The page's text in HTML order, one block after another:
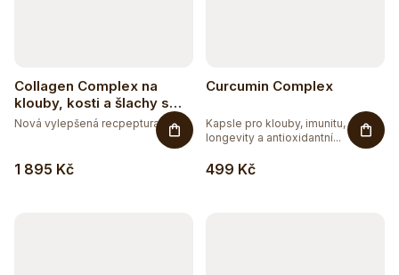
Collagen Complex na
klouby, kosti a šlachy s
příchutí mango-maracuja
1 895 Kč
Nová vylepšená recpeptura -...
Curcumin Complex
499 Kč
Kapsle pro klouby, imunitu,
longevity a antioxidantní...